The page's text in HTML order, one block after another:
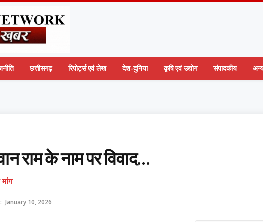
छत्तीसगढ़ रिपोर्ट्स एवं लेख देश-दुनिया कृषि एवं उद्योग संपादकीय अन्य
राम के नाम पर विवाद…
January 10, 2026